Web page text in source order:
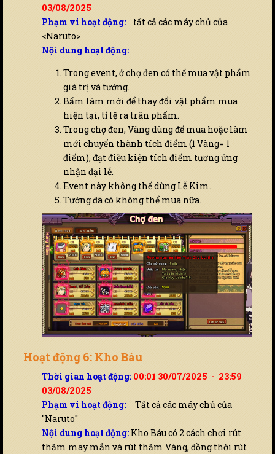
03/08/2025
Phạm vi hoạt động: tất cả các máy chủ của
<Naruto>
Nội dung hoạt động:
Trong event, ở chợ đen có thể mua vật phẩm
giá trị và tướng.
Bấm làm mới để thay đổi vật phẩm mua
hiện tại, tỉ lệ ra trân phẩm.
Trong chợ đen, Vàng dùng để mua hoặc làm
mới chuyển thành tích điểm (1 Vàng= 1
điểm), đạt điều kiện tích điểm tương ứng
nhận đại lễ.
Event này không thể dùng Lễ Kim.
Tướng đã có không thể mua nữa.
Hoạt động 6: Kho Báu
Thời gian hoạt động: 00:01 30/07/2025 - 23:59
03/08/2025
Phạm vi hoạt động:
Tất cả các máy chủ của
"Naruto"
Nội dung hoạt động: Kho Báu có 2 cách chơi rút
thăm may mắn và rút thăm Vàng, đồng thời rút